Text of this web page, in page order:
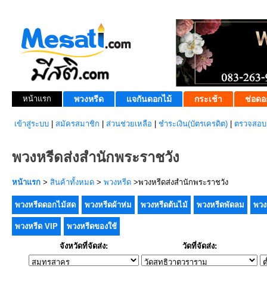
หน้าแรก พวงหรีด แจกันดอกไม้ กระเช้า ช่อดอ
เข้าสู่ระบบ สมัครสมาชิก ส่วนช่วยเหลือ ชำระเงิน(บัตรเครดิต) ตรวจสอ
พวงหรีดส่งสำนักพระราชวัง
หน้าแรก > สินค้าทั้งหมด > พวงหรีด >พวงหรีดส่งสำนักพระราชวัง
พวงหรีดดอกไม้สด พวงหรีดผ้าห่ม พวงหรีดต้นไม้ พวงหรีดพัดลม พว
พวงหรีด VIP พวงหรีดของใช้
จังหวัดที่จัดส่ง: วัดที่จัดส่ง: